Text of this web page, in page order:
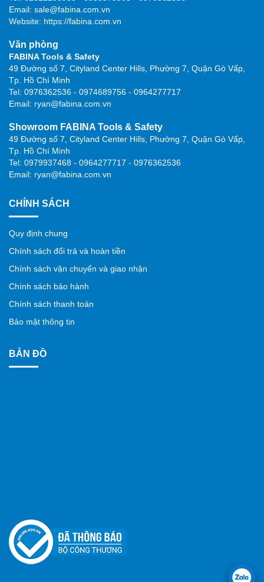
Email: sale@fabina.com.vn
Website: https://fabina.com.vn
Văn phòng
FABINA Tools & Safety
49 Đường số 7, Cityland Center Hills, Phường 7, Quận Gò Vấp,
Tp. Hồ Chí Minh
Tel: 0976362536 - 0974689756 - 0964277717
Email: ryan@fabina.com.vn
Showroom FABINA Tools & Safety
49 Đường số 7, Cityland Center Hills, Phường 7, Quận Gò Vấp,
Tp. Hồ Chí Minh
Tel: 0979937468 - 0964277717 - 0976362536
Email: ryan@fabina.com.vn
CHÍNH SÁCH
Quy định chung
Chính sách đổi trả và hoàn tiền
Chính sách vận chuyển và giao nhận
Chính sách bảo hành
Chính sách thanh toán
Bảo mật thông tin
BẢN ĐỒ